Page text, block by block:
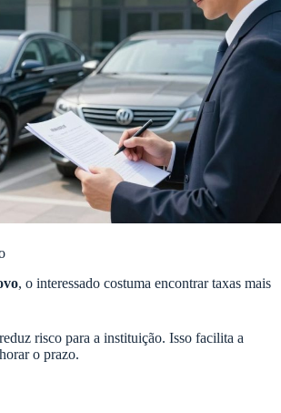
, o interessado costuma encontrar taxas mais
risco para a instituição. Isso facilita a
o prazo.